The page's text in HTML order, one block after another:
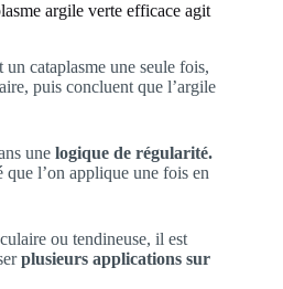
argile verte efficace agit
un cataplasme une seule fois,
puis concluent que l’argile
une logique de régularité.
que l’on applique une fois en
ou tendineuse, il est
plusieurs applications sur